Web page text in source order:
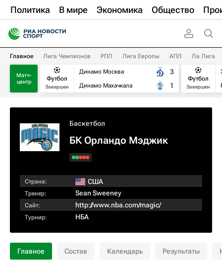
Политика В мире Экономика Общество
Главное Лига Чемпионов РПЛ Лига Европы АПЛ Ла Лига
Матч-
центр
Футбол
Завершен
Динамо Москва
Динамо Махачкала
3
1
Футбол
Завершен
Баскетбол
БК Орландо Мэджик
Страна: США
Тренер: Sean Sweeney
Сайт: http://www.nba.com/magic/
Турнир: НБА
Главное Состав Календарь Результаты